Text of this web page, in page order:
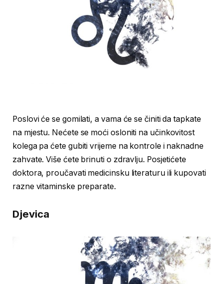
Poslovi će se gomilati, a vama će se činiti da tapkate
na mjestu. Nećete se moći osloniti na učinkovitost
kolega pa ćete gubiti vrijeme na kontrole i naknadne
zahvate. Više ćete brinuti o zdravlju. Posjetićete
doktora, proučavati medicinsku literaturu ili kupovati
razne vitaminske preparate.
Djevica